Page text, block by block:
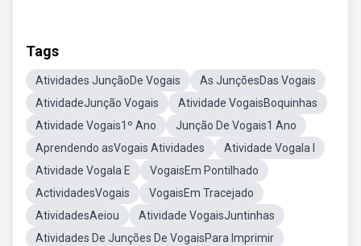
Tags
Atividades JunçãoDe Vogais
As JunçõesDas Vogais
AtividadeJunção Vogais
Atividade VogaisBoquinhas
Atividade Vogais1º Ano
Junção De Vogais1 Ano
Aprendendo asVogais Atividades
Atividade Vogala I
Atividade Vogala E
VogaisEm Pontilhado
ActividadesVogais
VogaisEm Tracejado
AtividadesAeiou
Atividade VogaisJuntinhas
Atividades De Junções De VogaisPara Imprimir